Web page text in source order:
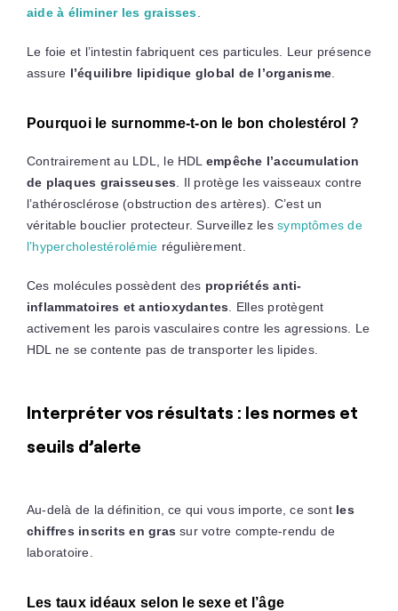
aide à éliminer les graisses
Le foie et l’intestin fabriquent ces particules. Leur présence
assure l’équilibre lipidique global de l’organisme
Pourquoi le surnomme-t-on le bon cholestérol ?
Contrairement au LDL, le HDL empêche l’accumulation
de plaques graisseuses . Il protège les vaisseaux contre
l’athérosclérose (obstruction des artères). C’est un
véritable bouclier protecteur. Surveillez lessymptômes de
l’hypercholestérolémie régulièrement.
Ces molécules possèdent des propriétés anti-
inflammatoires et antioxydantes . Elles protègent
activement les parois vasculaires contre les agressions. Le
HDL ne se contente pas de transporter les lipides.
Interpréter vos résultats : les normes et
seuils d’alerte
Au-delà de la définition, ce qui vous importe, ce sont les
chiffres inscrits en gras sur votre compte-rendu de
laboratoire.
Les taux idéaux selon le sexe et l’âge